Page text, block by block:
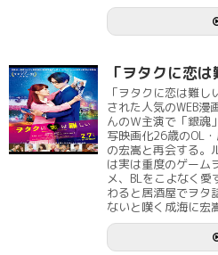
「ヲタクに恋は
「ヲタクに恋は難
された人気のWEB漫
んのＷ主演で「銀魂
写映画化26歳のOL
の宏嵩と再会する。
は実は重度のゲーム
メ、BLをこよなく
わると居酒屋でヲタ
ないと嘆く成海に宏